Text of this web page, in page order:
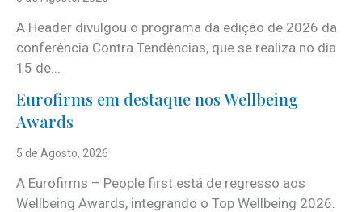
A Header divulgou o programa da edição de 2026 da
conferência Contra Tendências, que se realiza no dia
15 de...
Eurofirms em destaque nos Wellbeing
Awards
5 de Agosto, 2026
A Eurofirms – People first está de regresso aos
Wellbeing Awards, integrando o Top Wellbeing 2026.